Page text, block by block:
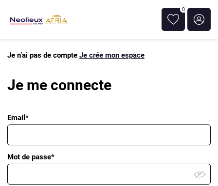
0
Je n’ai pas de compte Je crée mon espace
Je me connecte
Email*
Mot de passe*